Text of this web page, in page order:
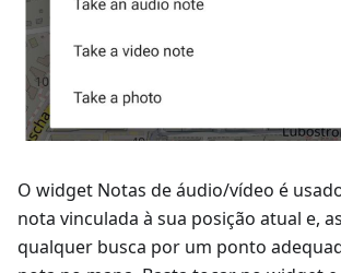
O widget Notas de áudio/vídeo é
nota vinculada à sua posição atual e,
qualquer busca por um ponto